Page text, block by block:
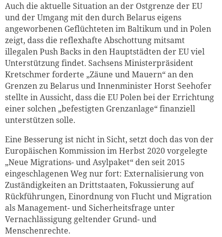
Auch die aktuelle Situation an der Ostgrenze der EU
und der Umgang mit den durch Belarus eigens
angeworbenen Geflüchteten im Baltikum und in Polen
zeigt, dass die reflexhafte Abschottung mitsamt
illegalen Push Backs in den Hauptstädten der EU viel
Unterstützung findet. Sachsens Ministerpräsident
Kretschmer forderte „Zäune und Mauern“ an den
Grenzen zu Belarus und Innenminister Horst Seehofer
stellte in Aussicht, dass die EU Polen bei der Errichtung
einer solchen „befestigten Grenzanlage“ finanziell
unterstützen solle.
Eine Besserung ist nicht in Sicht, setzt doch das von der
Europäischen Kommission im Herbst 2020 vorgelegte
„Neue Migrations- und Asylpaket“ den seit 2015
eingeschlagenen Weg nur fort: Externalisierung von
Zuständigkeiten an Drittstaaten, Fokussierung auf
Rückführungen, Einordnung von Flucht und Migration
als Management- und Sicherheitsfrage unter
Vernachlässigung geltender Grund- und
Menschenrechte.